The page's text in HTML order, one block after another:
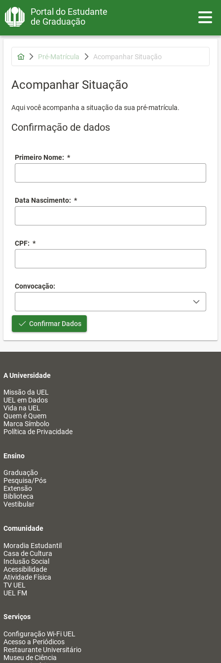
Portal do Estudante
de Graduação
Pré-Matrícula Acompanhar Situação
Acompanhar Situação
Aqui você acompanha a situação da sua pré-matrícula.
Confirmação de dados
Primeiro Nome: *
Data Nascimento: *
CPF: *
Convocação:
Confirmar Dados
A Universidade
Missão da UEL
UEL em Dados
Vida na UEL
Quem é Quem
Marca Símbolo
Política de Privacidade
Ensino
Graduação
Pesquisa/Pós
Extensão
Biblioteca
Vestibular
Comunidade
Moradia Estudantil
Casa de Cultura
Inclusão Social
Acessibilidade
Atividade Física
TV UEL
UEL FM
Serviços
Configuração Wi-Fi UEL
Acesso a Periódicos
Restaurante Universitário
Museu de Ciência